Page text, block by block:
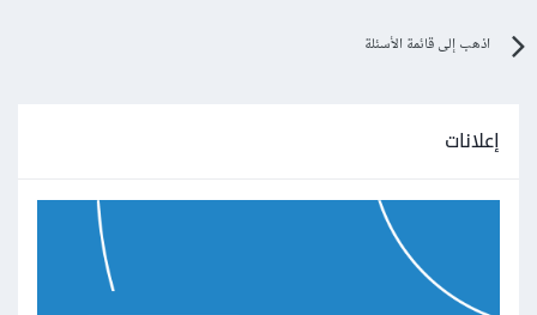
اذهب إلى قائمة الأسئلة
إعلانات